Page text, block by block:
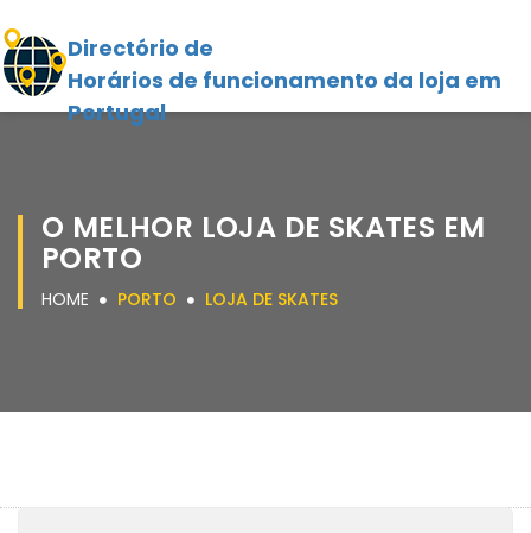
Directório de
Horários de funcionamento da loja em
Portugal
O MELHOR LOJA DE SKATES EM
PORTO
HOME PORTO LOJA DE SKATES